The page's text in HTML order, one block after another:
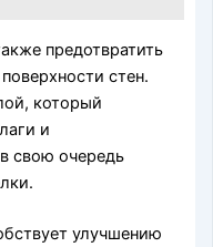
предотвратить
стен.
который
и
свою очередь
улучшению